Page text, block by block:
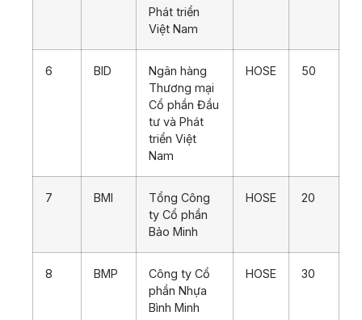
Phát triển
Việt Nam
6 BID
Ngân hàng
Thương mại
Cổ phần Đầu
tư và Phát
triển Việt
Nam
HOSE 50
7 BMI
Tổng Công
ty Cổ phần
Bảo Minh
HOSE 20
8 BMP
Công ty Cổ
phần Nhựa
Bình Minh
HOSE 30